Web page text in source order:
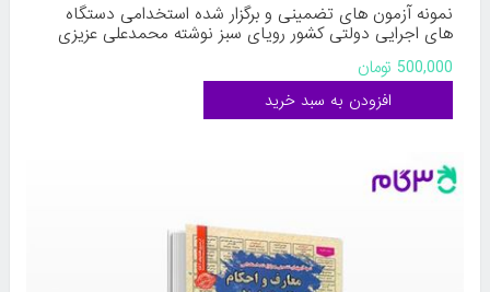
نمونه آزمون های تضمینی و برگزار شده استخدامی دستگاه
های اجرایی دولتی کشور رویای سبز نوشته محمدعلی عزیزی
مریم ساریخانی فاطمه ساریخانی
500,000 تومان